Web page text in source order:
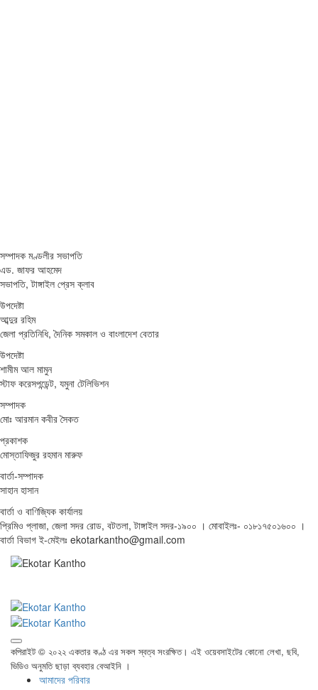
সম্পাদক মণ্ডলীর সভাপতি
এড. জাফর আহমেদ
সভাপতি, টাঙ্গাইল প্রেস ক্লাব
উপদেষ্টা
আব্দুর রহিম
জেলা প্রতিনিধি, দৈনিক সমকাল ও বাংলাদেশ বেতার
উপদেষ্টা
শামীম আল মামুন
স্টাফ করেসপন্ডেন্ট, যমুনা টেলিভিশন
সম্পাদক
মোঃ আরমান কবীর সৈকত
প্রকাশক
মোস্তাফিজুর রহমান মারুফ
বার্তা-সম্পাদক
সাহান হাসান
বার্তা ও বাণিজ্যিক কার্যালয়
প্রিমিও প্লাজা, জেলা সদর রোড, বটতলা, টাঙ্গাইল সদর-১৯০০ । মোবাইলঃ- ০১৮১৭৫০১৬০০ ।
বার্তা বিভাগ ই-মেইলঃ ekotarkantho@gmail.com
কপিরাইট © ২০২২ একতার কণ্ঠ এর সকল স্বত্ব সংরক্ষিত। এই ওয়েবসাইটের কোনো লেখা, ছবি,
ভিডিও অনুমতি ছাড়া ব্যবহার বেআইনি ।
আমাদের পরিবার